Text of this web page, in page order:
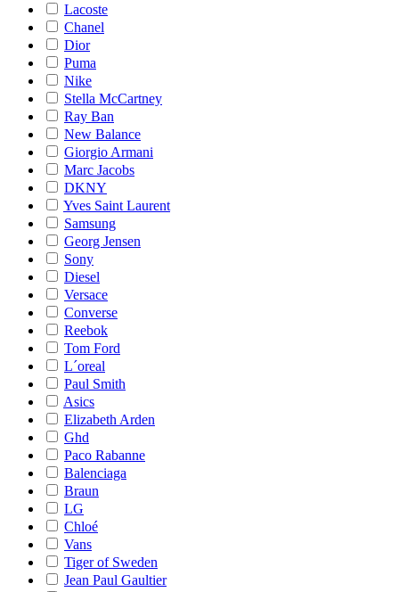
Lacoste
Chanel
Dior
Puma
Nike
Stella McCartney
Ray Ban
New Balance
Giorgio Armani
Marc Jacobs
DKNY
Yves Saint Laurent
Samsung
Georg Jensen
Sony
Diesel
Versace
Converse
Reebok
Tom Ford
L´oreal
Paul Smith
Asics
Elizabeth Arden
Ghd
Paco Rabanne
Balenciaga
Braun
LG
Chloé
Vans
Tiger of Sweden
Jean Paul Gaultier